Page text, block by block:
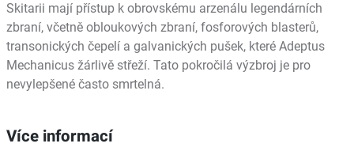
Skitarii mají přístup k obrovskému arzenálu legendárních
zbraní, včetně obloukových zbraní, fosforových blasterů,
transonických čepelí a galvanických pušek, které Adeptus
Mechanicus žárlivě střeží. Tato pokročilá výzbroj je pro
nevylepšené často smrtelná.
Více informací